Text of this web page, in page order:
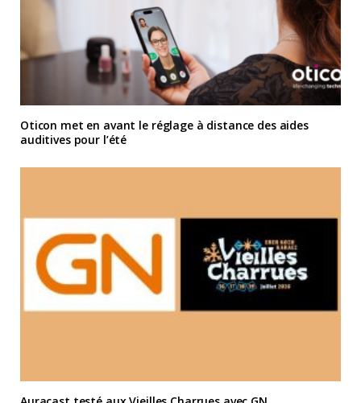
Oticon met en avant le réglage à distance des aides
auditives pour l’été